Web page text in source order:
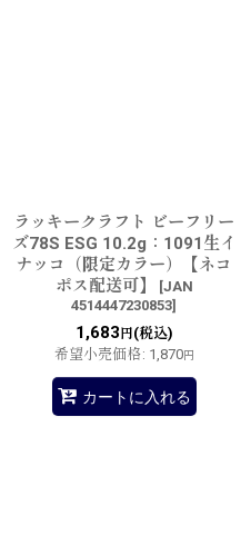
ラッキークラフト ビーフリー
ズ78S ESG 10.2g：1091生イ
ナッコ（限定カラー）【ネコ
ポス配送可】
[JAN
4514447230853]
1,683 円(税込)
希望小売価格: 1,870円
カートに入れる